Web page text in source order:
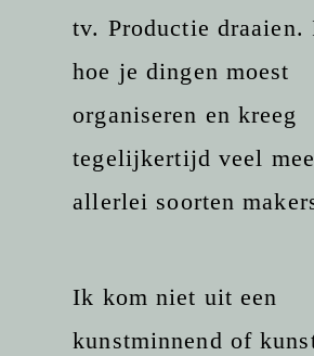
tv. Productie
hoe je dingen moest
organiseren en kreeg
tegelijkertijd veel
allerlei soorten
Ik kom niet uit een
kunstminnend of